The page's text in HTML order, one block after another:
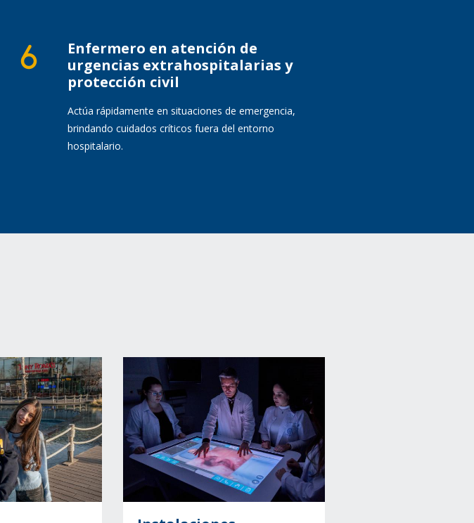
Enfermero en atención de
urgencias extrahospitalarias y
protección civil
Actúa rápidamente en situaciones de emergencia,
brindando cuidados críticos fuera del entorno
hospitalario.